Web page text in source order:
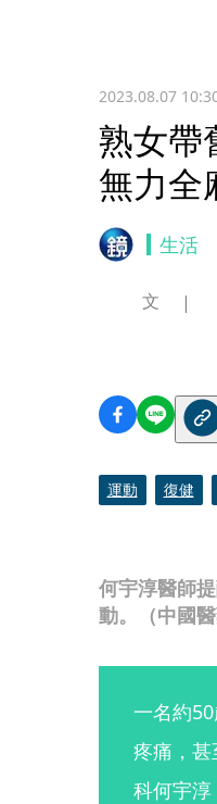
2023.08.07
熟女
無力全
生活
何宇淳醫師
動。（中國
文
運動 復健
一名約
疼痛，
科何宇